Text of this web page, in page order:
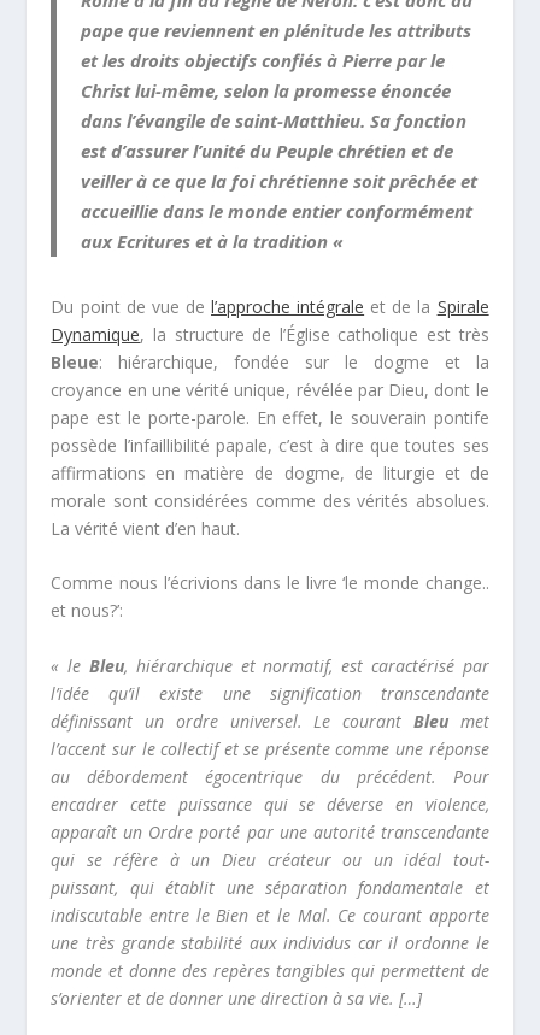
pape que reviennent en plénitude les attributs
et les droits objectifs confiés à Pierre par le
Christ lui-même, selon la promesse énoncée
dans l’évangile de saint-Matthieu. Sa fonction
est d’assurer l’unité du Peuple chrétien et de
veiller à ce que la foi chrétienne soit prêchée et
accueillie dans le monde entier conformément
aux Ecritures et à la tradition «
Du point de vue de l’approche intégrale et de la Spirale
Dynamique, la structure de l’Église catholique est très
Bleue: hiérarchique, fondée sur le dogme et la
croyance en une vérité unique, révélée par Dieu, dont le
pape est le porte-parole. En effet, le souverain pontife
possède l’infaillibilité papale, c’est à dire que toutes ses
affirmations en matière de dogme, de liturgie et de
morale sont considérées comme des vérités absolues.
La vérité vient d’en haut.
Comme nous l’écrivions dans le livre ‘le monde change..
et nous?’:
« le Bleu, hiérarchique et normatif, est caractérisé par
l’idée qu’il existe une signification transcendante
définissant un ordre universel. Le courant Bleumet
l’accent sur le collectif et se présente comme une réponse
au débordement égocentrique du précédent. Pour
encadrer cette puissance qui se déverse en violence,
apparaît un Ordre porté par une autorité transcendante
qui se réfère à un Dieu créateur ou un idéal tout-
puissant, qui établit une séparation fondamentale et
indiscutable entre le Bien et le Mal. Ce courant apporte
une très grande stabilité aux individus car il ordonne le
monde et donne des repères tangibles qui permettent de
s’orienter et de donner une direction à sa vie. […]